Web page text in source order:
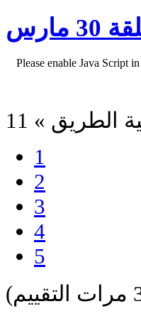
Please enable Java Script
1
2
3
4
5